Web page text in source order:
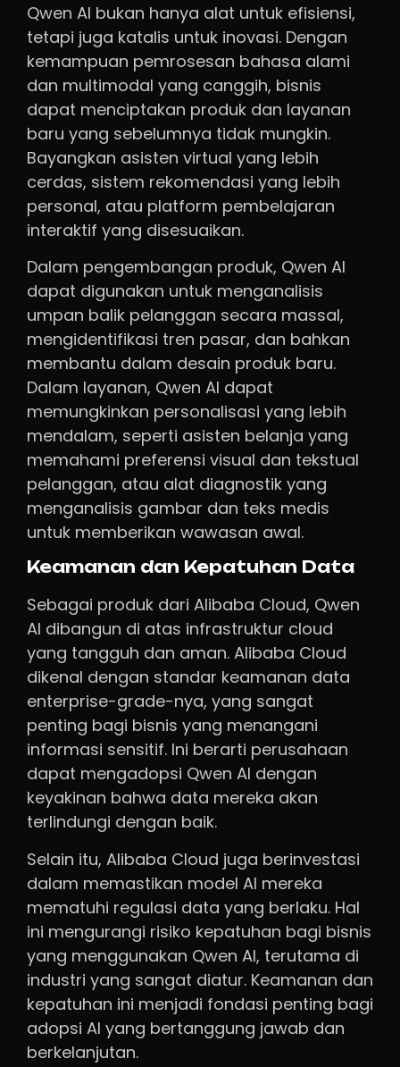
Qwen AI bukan hanya alat untuk efisiensi,
tetapi juga katalis untuk inovasi. Dengan
kemampuan pemrosesan bahasa alami
dan multimodal yang canggih, bisnis
dapat menciptakan produk dan layanan
baru yang sebelumnya tidak mungkin.
Bayangkan asisten virtual yang lebih
cerdas, sistem rekomendasi yang lebih
personal, atau platform pembelajaran
interaktif yang disesuaikan.
Dalam pengembangan produk, Qwen AI
dapat digunakan untuk menganalisis
umpan balik pelanggan secara massal,
mengidentifikasi tren pasar, dan bahkan
membantu dalam desain produk baru.
Dalam layanan, Qwen AI dapat
memungkinkan personalisasi yang lebih
mendalam, seperti asisten belanja yang
memahami preferensi visual dan tekstual
pelanggan, atau alat diagnostik yang
menganalisis gambar dan teks medis
untuk memberikan wawasan awal.
Keamanan dan Kepatuhan Data
Sebagai produk dari Alibaba Cloud, Qwen
AI dibangun di atas infrastruktur cloud
yang tangguh dan aman. Alibaba Cloud
dikenal dengan standar keamanan data
enterprise-grade-nya, yang sangat
penting bagi bisnis yang menangani
informasi sensitif. Ini berarti perusahaan
dapat mengadopsi Qwen AI dengan
keyakinan bahwa data mereka akan
terlindungi dengan baik.
Selain itu, Alibaba Cloud juga berinvestasi
dalam memastikan model AI mereka
mematuhi regulasi data yang berlaku. Hal
ini mengurangi risiko kepatuhan bagi bisnis
yang menggunakan Qwen AI, terutama di
industri yang sangat diatur. Keamanan dan
kepatuhan ini menjadi fondasi penting bagi
adopsi AI yang bertanggung jawab dan
berkelanjutan.